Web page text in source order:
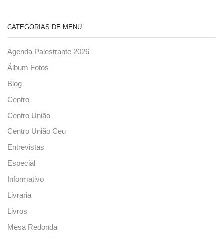
CATEGORIAS DE MENU
Agenda Palestrante 2026
Álbum Fotos
Blog
Centro
Centro União
Centro União Ceu
Entrevistas
Especial
Informativo
Livraria
Livros
Mesa Redonda